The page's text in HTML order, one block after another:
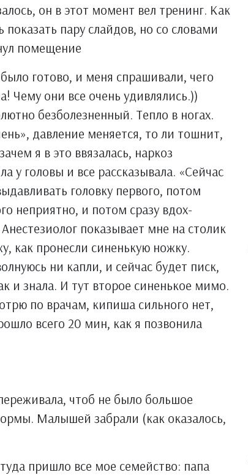
он в этот момент вел тренинг. Как
показать пару слайдов, но со словами
помещение
готово, и меня спрашивали, чего
Чему они все очень удивлялись.))
безболезненный. Тепло в ногах.
давление меняется, то ли тошнит,
я в это ввязалась, наркоз
у головы и все рассказывала. «Сейчас
головку первого, потом
неприятно, и потом сразу вдох-
показывает мне на столик
как пронесли синенькую ножку.
ни капли, и сейчас будет писк,
и знала. И тут второе синенькое мимо.
по врачам, кипиша сильного нет,
всего 20 мин, как я позвонила
чтоб не было большое
Малышей забрали (как оказалось,
пришло все мое семейство: папа